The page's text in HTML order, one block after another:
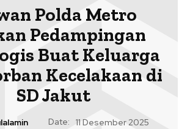
Polda Metro
Pedampingan
Buat Keluarga
Kecelakaan di
SD Jakut
Date: 11 Desember 2025